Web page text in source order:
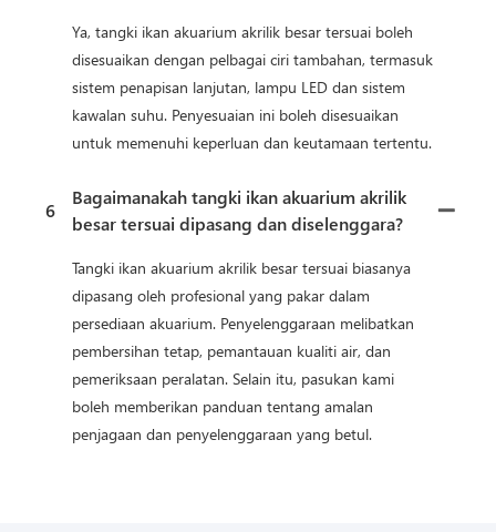
Ya, tangki ikan akuarium akrilik besar tersuai boleh
disesuaikan dengan pelbagai ciri tambahan, termasuk
sistem penapisan lanjutan, lampu LED dan sistem
kawalan suhu. Penyesuaian ini boleh disesuaikan
untuk memenuhi keperluan dan keutamaan tertentu.
6
Bagaimanakah tangki ikan akuarium akrilik
besar tersuai dipasang dan diselenggara?
Tangki ikan akuarium akrilik besar tersuai biasanya
dipasang oleh profesional yang pakar dalam
persediaan akuarium. Penyelenggaraan melibatkan
pembersihan tetap, pemantauan kualiti air, dan
pemeriksaan peralatan. Selain itu, pasukan kami
boleh memberikan panduan tentang amalan
penjagaan dan penyelenggaraan yang betul.